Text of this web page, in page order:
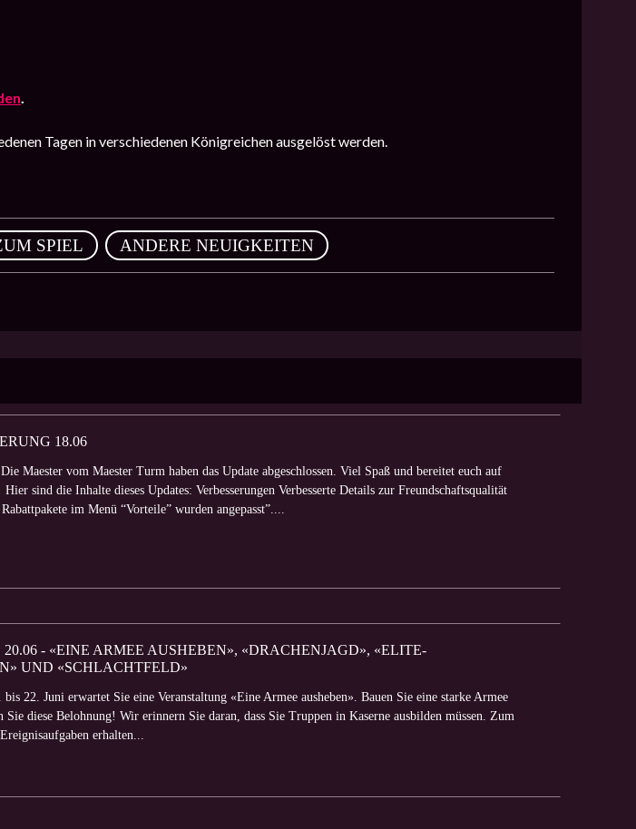
.
Tagen in verschiedenen Königreichen ausgelöst werden.
SPIEL , ANDERE NEUIGKEITEN
18.06
Maester vom Maester Turm haben das Update abgeschlossen. Viel Spaß und bereitet euch auf
sind die Inhalte dieses Updates: Verbesserungen Verbesserte Details zur Freundschaftsqualität
im Menü “Vorteile” wurden angepasst”....
- «EINE ARMEE AUSHEBEN», «DRACHENJAGD», «ELITE-
UND «SCHLACHTFELD»
22. Juni erwartet Sie eine Veranstaltung «Eine Armee ausheben». Bauen Sie eine starke Armee
Sie diese Belohnung! Wir erinnern Sie daran, dass Sie Truppen in Kaserne ausbilden müssen. Zum
erhalten...